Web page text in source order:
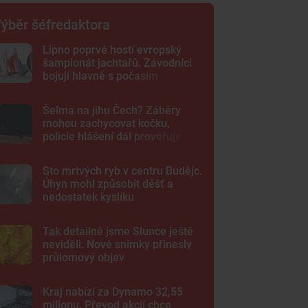
šéfredaktora
Lipno poprvé hostí evropský
šampionát jachtařů. Závodníci
bojují hlavně s počasím
Šelma na jihu Čech? Záběry
mohou zachycovat kočku,
policie hlášení dál prověřuje
Sto mrtvých ryb v centru Budějc.
Úhyn mohl způsobit déšť a
nedostatek kyslíku
Tak detailně jsme Slunce ještě
neviděli. Nové snímky přinesly
průlomový objev
Kraj nabízí za Dynamo 32,55
milionu. Převod akcií chce